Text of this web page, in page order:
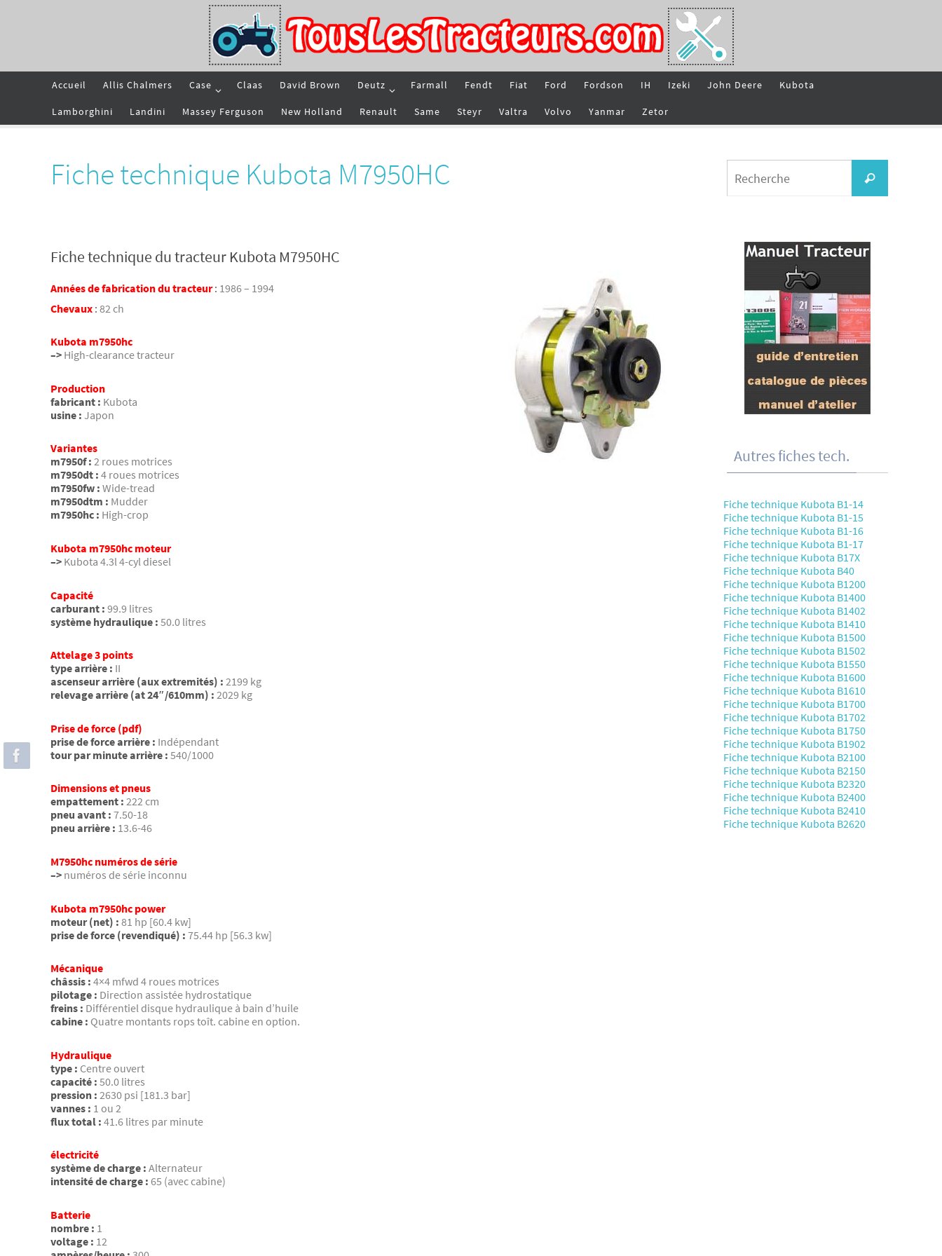
Accueil Allis Chalmers Case Claas David Brown Deutz Farmall Fendt Fiat Ford Fordson IH Izeki John Deere Kubota
Lamborghini Landini Massey Ferguson New Holland Renault Same Steyr Valtra Volvo Yanmar Zetor
Fiche technique Kubota M7950HC
Fiche technique du tracteur Kubota M7950HC
Années de fabrication du tracteur: 1986 – 1994
Chevaux : 82 ch
Kubota m7950hc
–> High-clearance tracteur
Production
fabricant : Kubota
usine : Japon
Variantes
m7950f : 2 roues motrices
m7950dt : 4 roues motrices
m7950fw : Wide-tread
m7950dtm : Mudder
m7950hc : High-crop
Kubota m7950hc moteur
–> Kubota 4.3l 4-cyl diesel
Capacité
carburant : 99.9 litres
système hydraulique : 50.0 litres
Attelage 3 points
type arrière : II
ascenseur arrière (aux extremités) : 2199 kg
relevage arrière (at 24″/610mm) : 2029 kg
Prise de force (pdf)
prise de force arrière : Indépendant
tour par minute arrière : 540/1000
Dimensions et pneus
empattement : 222 cm
pneu avant : 7.50-18
pneu arrière : 13.6-46
M7950hc numéros de série
–> numéros de série inconnu
Kubota m7950hc power
moteur (net) : 81 hp [60.4 kw]
prise de force (revendiqué) : 75.44 hp [56.3 kw]
Mécanique
châssis : 4×4 mfwd 4 roues motrices
pilotage : Direction assistée hydrostatique
freins : Différentiel disque hydraulique à bain d’huile
cabine : Quatre montants rops toît. cabine en option.
Hydraulique
type : Centre ouvert
capacité : 50.0 litres
pression : 2630 psi [181.3 bar]
vannes : 1 ou 2
flux total : 41.6 litres par minute
électricité
système de charge : Alternateur
intensité de charge : 65 (avec cabine)
Batterie
nombre : 1
voltage : 12
Recherche
Autres fiches tech.
Fiche technique Kubota B1-14
Fiche technique Kubota B1-15
Fiche technique Kubota B1-16
Fiche technique Kubota B1-17
Fiche technique Kubota B17X
Fiche technique Kubota B40
Fiche technique Kubota B1200
Fiche technique Kubota B1400
Fiche technique Kubota B1402
Fiche technique Kubota B1410
Fiche technique Kubota B1500
Fiche technique Kubota B1502
Fiche technique Kubota B1550
Fiche technique Kubota B1600
Fiche technique Kubota B1610
Fiche technique Kubota B1700
Fiche technique Kubota B1702
Fiche technique Kubota B1750
Fiche technique Kubota B1902
Fiche technique Kubota B2100
Fiche technique Kubota B2150
Fiche technique Kubota B2320
Fiche technique Kubota B2400
Fiche technique Kubota B2410
Fiche technique Kubota B2620